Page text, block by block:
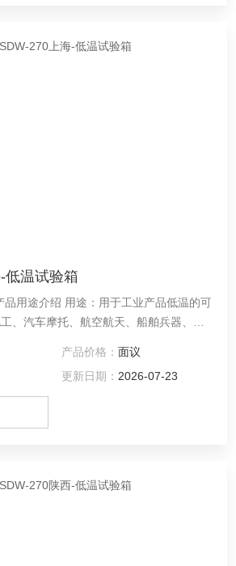
低温试验箱
用途介绍 用途：用于工业产品低温的可
、汽车摩托、航空航天、船舶兵器、高
性能指标。产品具有较宽的温度控制范
产品价格： 面议
更新日期： 2026-07-23